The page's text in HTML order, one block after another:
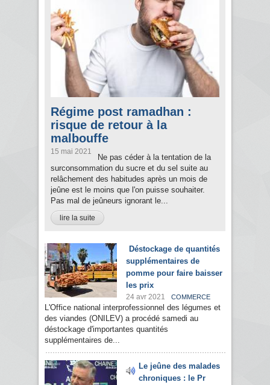
Régime post ramadhan :
risque de retour à la
malbouffe
15 mai 2021
Ne pas céder à la tentation de la
surconsommation du sucre et du sel suite au
relâchement des habitudes après un mois de
jeûne est le moins que l'on puisse souhaiter.
Pas mal de jeûneurs ignorant le...
lire la suite
Déstockage de quantités
supplémentaires de
pomme pour faire baisser
les prix
24 avr 2021 COMMERCE
L'Office national interprofessionnel des légumes et
des viandes (ONILEV) a procédé samedi au
déstockage d'importantes quantités
supplémentaires de...
Le jeûne des malades
chroniques : le Pr